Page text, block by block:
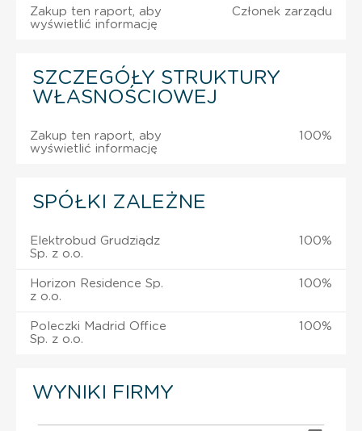
Zakup ten raport, aby
wyświetlić informację
Członek zarządu
SZCZEGÓŁY STRUKTURY
WŁASNOŚCIOWEJ
Zakup ten raport, aby
wyświetlić informację
100%
SPÓŁKI ZALEŻNE
Elektrobud Grudziądz
Sp. z o.o.
100%
Horizon Residence Sp.
z o.o.
100%
Poleczki Madrid Office
Sp. z o.o.
100%
WYNIKI FIRMY